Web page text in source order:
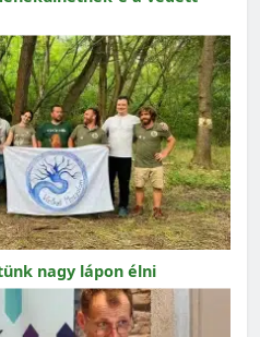
nagy lápon élni